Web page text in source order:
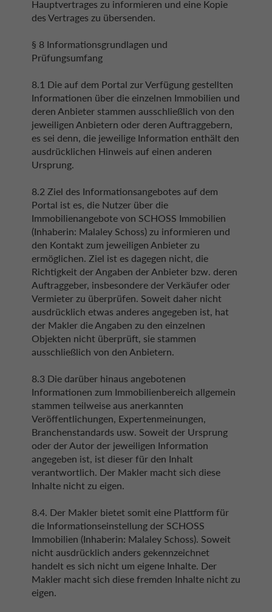
Hauptvertrages zu informieren und eine Kopie
des Vertrages zu übersenden.
§ 8 Informationsgrundlagen und
Prüfungsumfang
8.1 Die auf dem Portal zur Verfügung gestellten
Informationen über die einzelnen Immobilien und
deren Anbieter stammen ausschließlich von den
jeweiligen Anbietern oder deren Auftraggebern,
es sei denn, die jeweilige Information enthält den
ausdrücklichen Hinweis auf einen anderen
Ursprung.
8.2 Ziel des Informationsangebotes auf dem
Portal ist es, die Nutzer über die
Immobilienangebote von SCHOSS Immobilien
(Inhaberin: Malaley Schoss) zu informieren und
den Kontakt zum jeweiligen Anbieter zu
ermöglichen. Ziel ist es dagegen nicht, die
Richtigkeit der Angaben der Anbieter bzw. deren
Auftraggeber, insbesondere der Verkäufer oder
Vermieter zu überprüfen. Soweit daher nicht
ausdrücklich etwas anderes angegeben ist, hat
der Makler die Angaben zu den einzelnen
Objekten nicht überprüft, sie stammen
ausschließlich von den Anbietern.
8.3 Die darüber hinaus angebotenen
Informationen zum Immobilienbereich allgemein
stammen teilweise aus anerkannten
Veröffentlichungen, Expertenmeinungen,
Branchenstandards usw. Soweit der Ursprung
oder der Autor der jeweiligen Information
angegeben ist, ist dieser für den Inhalt
verantwortlich. Der Makler macht sich diese
Inhalte nicht zu eigen.
8.4. Der Makler bietet somit eine Plattform für
die Informationseinstellung der SCHOSS
Immobilien (Inhaberin: Malaley Schoss). Soweit
nicht ausdrücklich anders gekennzeichnet
handelt es sich nicht um eigene Inhalte. Der
Makler macht sich diese fremden Inhalte nicht zu
eigen.